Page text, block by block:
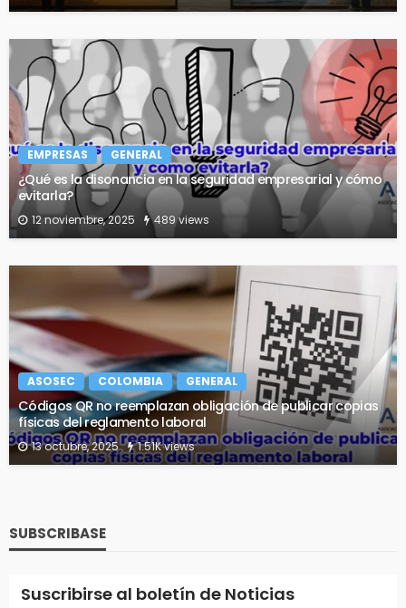
EMPRESAS GENERAL
¿Qué es la disonancia en la seguridad empresarial y cómo
evitarla?
12 noviembre, 2025 489 views
ASOSEC COLOMBIA GENERAL
Códigos QR no reemplazan obligación de publicar copias
físicas del reglamento laboral
13 octubre, 2025 1.51K views
SUBSCRIBASE
Suscribirse al boletín de Noticias